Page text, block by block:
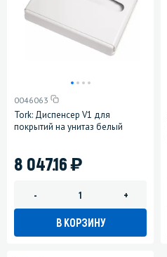
0046063
Tork: Диспенсер V1 для
покрытий на унитаз белый
8 047.16)
- +
В КОРЗИНУ